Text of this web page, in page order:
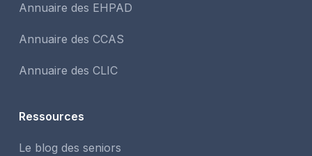
Annuaire des EHPAD
Annuaire des CCAS
Annuaire des CLIC
Ressources
Le blog des seniors